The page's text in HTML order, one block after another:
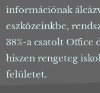
információnak
eszközeinkbe,
38%-a csatolt Office
hiszen rengeteg
felületet.